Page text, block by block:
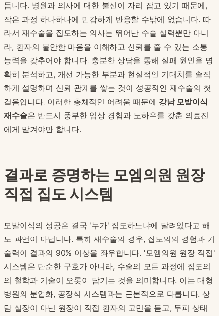
듭니다. 병원과 의사에 대한 불신이 자리 잡고 있기 때문에,
작은 과정 하나하나에 민감하게 반응할 수밖에 없습니다. 따
라서 재수술을 집도하는 의사는 뛰어난 수술 실력뿐만 아니
라, 환자의 불안한 마음을 이해하고 신뢰를 줄 수 있는 소통
능력을 갖추어야 합니다. 충분한 상담을 통해 실패 원인을 명
확히 분석하고, 개선 가능한 부분과 현실적인 기대치를 솔직
하게 설명하며 신뢰 관계를 쌓는 것이 성공적인 재수술의 첫
걸음입니다. 이러한 총체적인 어려움 때문에 강남 모발이식
재수술은 반드시 풍부한 임상 경험과 노하우를 갖춘 의료진
에게 맡겨야만 합니다.
결과로 증명하는 모엠의원 원장
직접 집도 시스템
모발이식의 성공은 결국 '누가' 집도하느냐에 달려있다고 해
도 과언이 아닙니다. 특히 재수술의 경우, 집도의의 경험과 기
술력이 결과의 90% 이상을 좌우합니다. '모엠의원 원장 직접'
시스템은 단순한 구호가 아니라, 수술의 모든 과정에 집도의
의 철학과 기술이 오롯이 담기는 것을 의미합니다. 이는 대형
병원의 분업화, 공장식 시스템과는 근본적으로 다릅니다. 상
담 실장이 아닌 원장이 직접 환자의 고민을 듣고, 두피 상태